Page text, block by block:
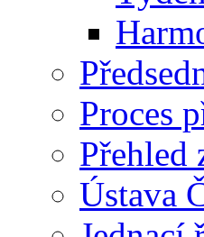
Proces
Přehled
Ústava